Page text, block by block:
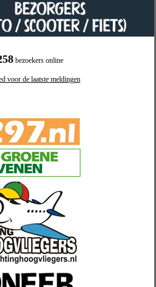
bezoekers online
voor de laatste meldingen